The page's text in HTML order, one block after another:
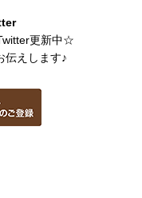
更新中☆
伝えします♪